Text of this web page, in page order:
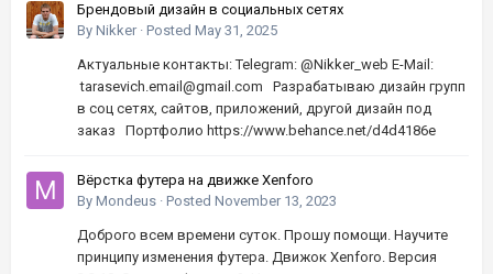
Брендовый дизайн в социальных сетях
By Nikker · Posted May 31, 2025
Актуальные контакты: Telegram: @Nikker_web E-Mail:
tarasevich.email@gmail.com Разрабатываю дизайн групп
в соц сетях, сайтов, приложений, другой дизайн под
заказ Портфолио https://www.behance.net/d4d4186e
Вёрстка футера на движке Xenforo
By Mondeus · Posted November 13, 2023
Доброго всем времени суток. Прошу помощи. Научите
принципу изменения футера. Движок Xenforo. Версия